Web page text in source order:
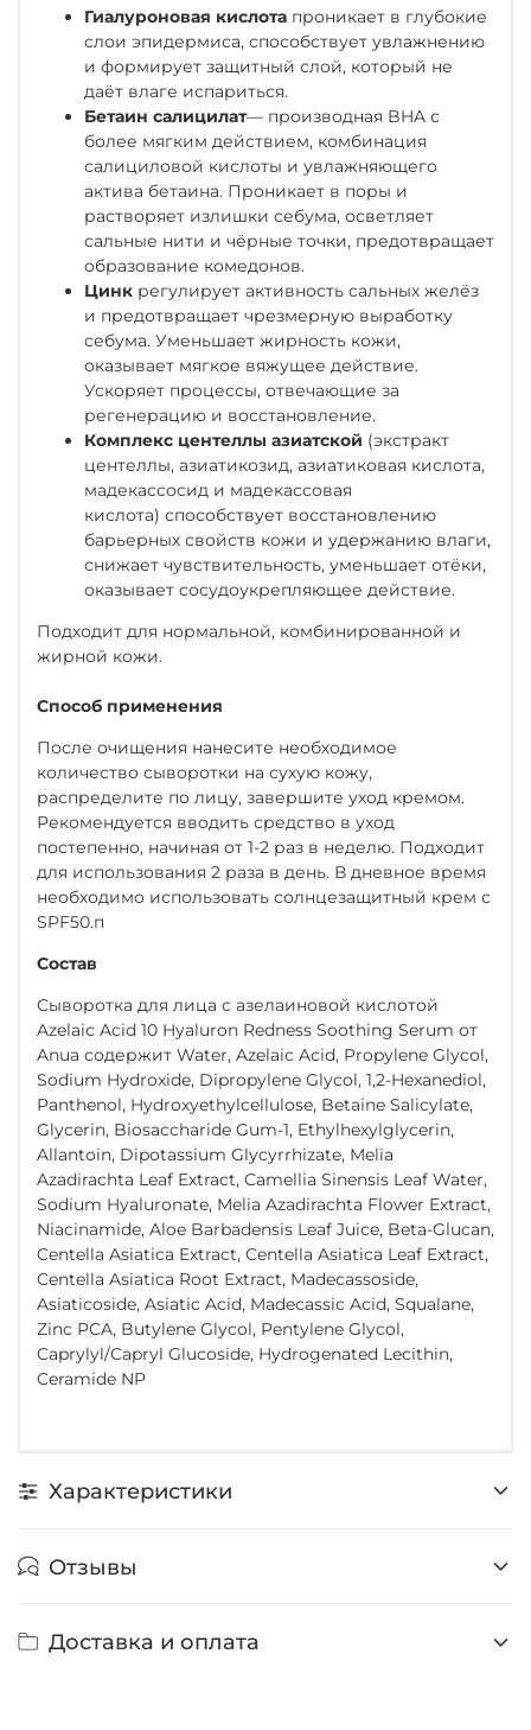
Гиалуроновая кислота проникает в глубокие
слои эпидермиса, способствует увлажнению
и формирует защитный слой, который не
даёт влаге испариться.
Бетаин салицилат— производная BHA с
более мягким действием, комбинация
салициловой кислоты и увлажняющего
актива бетаина. Проникает в поры и
растворяет излишки себума, осветляет
сальные нити и чёрные точки, предотвращает
образование комедонов.
Цинк регулирует активность сальных желёз
и предотвращает чрезмерную выработку
себума. Уменьшает жирность кожи,
оказывает мягкое вяжущее действие.
Ускоряет процессы, отвечающие за
регенерацию и восстановление.
Комплекс центеллы азиатской (экстракт
центеллы, азиатикозид, азиатиковая кислота,
мадекассосид и мадекассовая
кислота) способствует восстановлению
барьерных свойств кожи и удержанию влаги,
снижает чувствительность, уменьшает отёки,
оказывает сосудоукрепляющее действие.
Подходит для нормальной, комбинированной и
жирной кожи.
Способ применения
После очищения нанесите необходимое
количество сыворотки на сухую кожу,
распределите по лицу, завершите уход кремом.
Рекомендуется вводить средство в уход
постепенно, начиная от 1-2 раз в неделю. Подходит
для использования 2 раза в день. В дневное время
необходимо использовать солнцезащитный крем с
SPF50.п
Состав
Сыворотка для лица с азелаиновой кислотой
Azelaic Acid 10 Hyaluron Redness Soothing Serum от
Anua содержит Water, Azelaic Acid, Propylene Glycol,
Sodium Hydroxide, Dipropylene Glycol, 1,2-Hexanediol,
Panthenol, Hydroxyethylcellulose, Betaine Salicylate,
Glycerin, Biosaccharide Gum-1, Ethylhexylglycerin,
Allantoin, Dipotassium Glycyrrhizate, Melia
Azadirachta Leaf Extract, Camellia Sinensis Leaf Water,
Sodium Hyaluronate, Melia Azadirachta Flower Extract,
Niacinamide, Aloe Barbadensis Leaf Juice, Beta-Glucan,
Centella Asiatica Extract, Centella Asiatica Leaf Extract,
Centella Asiatica Root Extract, Madecassoside,
Asiaticoside, Asiatic Acid, Madecassic Acid, Squalane,
Zinc PCA, Butylene Glycol, Pentylene Glycol,
Caprylyl/Capryl Glucoside, Hydrogenated Lecithin,
Ceramide NP
Характеристики
Отзывы
Доставка и оплата